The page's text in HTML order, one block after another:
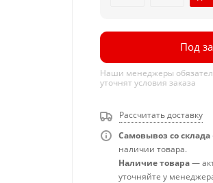
Под
Наши менеджеры
уточнят условия заказа
Рассчитать доставку
Самовывоз со склада
наличии товара.
Наличие товара—
уточняйте у